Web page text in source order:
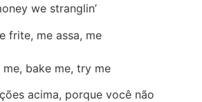
we stranglin’
frite, me assa, me
bake me, try me
acima, porque você não